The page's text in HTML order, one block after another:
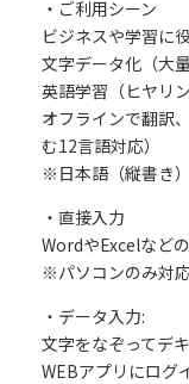
・ご利用シーン
ビジネスや学習に
文字データ化（大
英語学習（ヒヤリ
オフラインで翻訳
む12言語対応）
※日本語（縦書き
・直接入力
WordやExcelなど
※パソコンのみ対
・データ入力:
文字をなぞってデ
WEBアプリにログ